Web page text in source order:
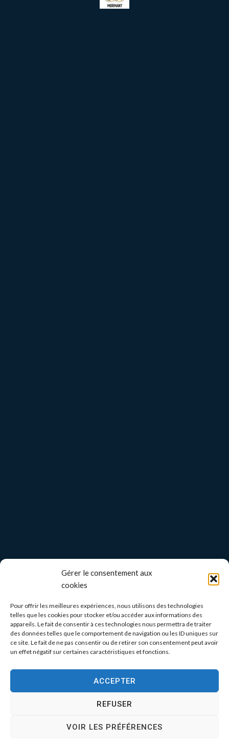
Gérer le consentement aux
cookies
Pour offrir les meilleures expériences, nous utilisons des technologies
telles que les cookies pour stocker et/ou accéder aux informations des
appareils. Le fait de consentir à ces technologies nous permettra de traiter
des données telles que le comportement de navigation ou les ID uniques sur
ce site. Le fait de ne pas consentir ou de retirer son consentement peut avoir
un effet négatif sur certaines caractéristiques et fonctions.
ACCEPTER
REFUSER
VOIR LES PRÉFÉRENCES